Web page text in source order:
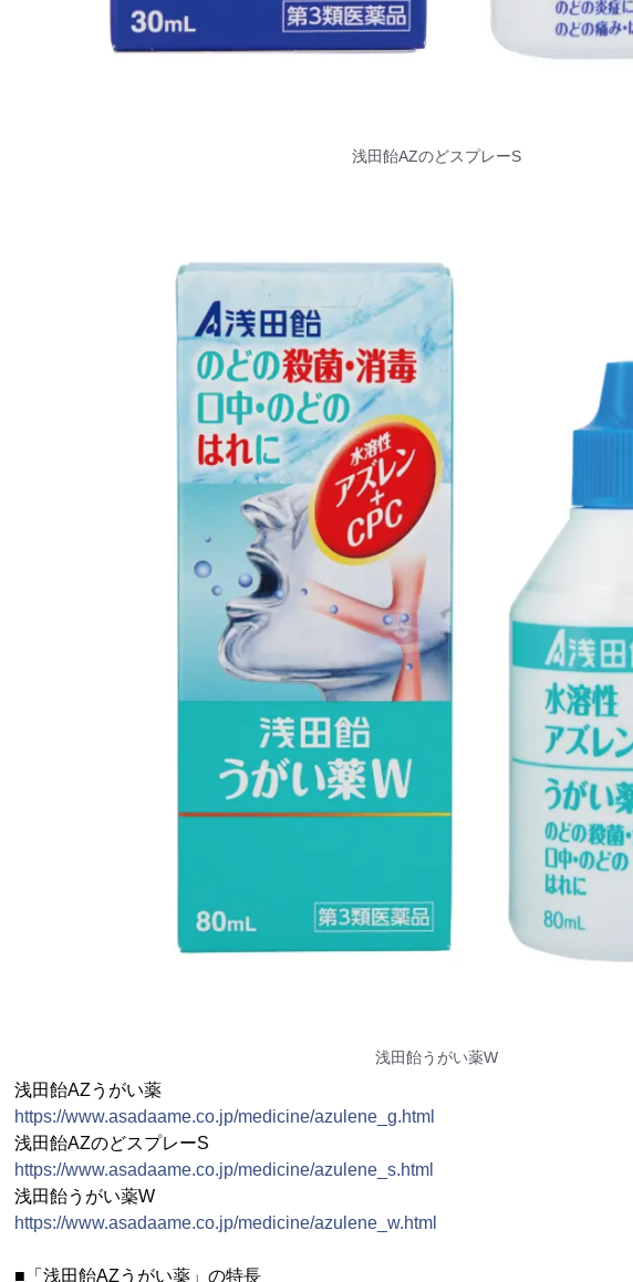
浅田飴AZのどスプレーS
浅田飴うがい薬W
浅田飴AZうがい薬
https://www.asadaame.co.jp/medicine/azulene_g.html
浅田飴AZのどスプレーS
https://www.asadaame.co.jp/medicine/azulene_s.html
浅田飴うがい薬W
https://www.asadaame.co.jp/medicine/azulene_w.html
■「浅田飴AZうがい薬」の特長